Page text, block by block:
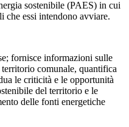
sostenibile (PAES) in cui
che essi intendono avviare.
fornisce informazioni sulle
comunale, quantifica
le criticità e le opportunità
del territorio e le
delle fonti energetiche